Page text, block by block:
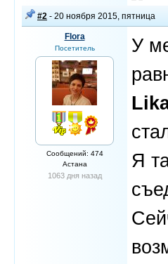
#2 - 20 ноября 2015, пятница
Flora
Посетитель
Сообщений: 474
Астана
1063 дня назад
У
Я